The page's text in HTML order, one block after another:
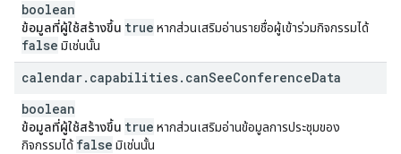
boolean
ข้อมูลที่ผู้ใช้สร้างขึ้น true หากส่วนเสริมอ่านรายชื่อผู้เข้าร่วมกิจกรรมได้
false มิเช่นนั้น
calendar. capabilities. canSeeConferenceData
boolean
ข้อมูลที่ผู้ใช้สร้างขึ้น true หากส่วนเสริมอ่านข้อมูลการประชุมของ
กิจกรรมได้ false มิเช่นนั้น